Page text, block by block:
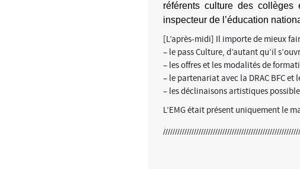
référents culture des collèges
inspecteur de l’éducation
[L’après-midi] Il importe de mieux
– le pass Culture, d’autant qu’il
– les offres et les modalités de
– le partenariat avec la DRAC BFC et
– les déclinaisons artistiques
L’EMG était présent uniquement le